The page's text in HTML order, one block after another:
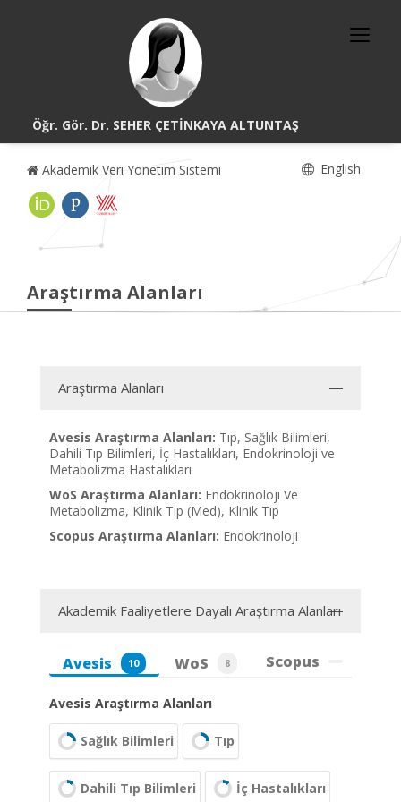
Öğr. Gör. Dr. SEHER ÇETİNKAYA ALTUNTAŞ
Akademik Veri Yönetim Sistemi English
Araştırma Alanları
Araştırma Alanları
Avesis Araştırma Alanları: Tıp, Sağlık Bilimleri,
Dahili Tıp Bilimleri, İç Hastalıkları, Endokrinoloji ve
Metabolizma Hastalıkları
WoS Araştırma Alanları: Endokrinoloji Ve
Metabolizma, Klinik Tıp (Med), Klinik Tıp
Scopus Araştırma Alanları: Endokrinoloji
Akademik Faaliyetlere Dayalı Araştırma Alanları
Avesis 10 WoS 8 Scopus
Avesis Araştırma Alanları
Sağlık Bilimleri Tıp
Dahili Tıp Bilimleri İç Hastalıkları